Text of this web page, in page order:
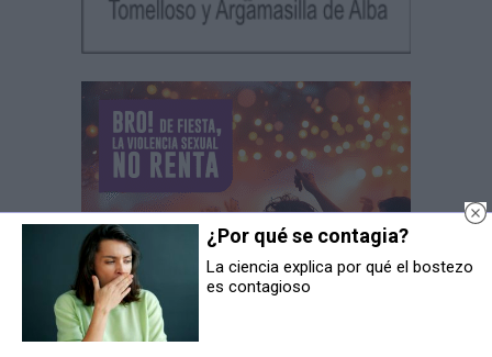
¿Por qué se contagia?
La ciencia explica por qué el bostezo
es contagioso